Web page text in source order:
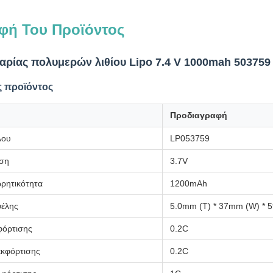
Του Προϊόντος
πολυμερών λιθίου Lipo 7.4 V 1000mah 503759
προϊόντος
Προδιαγραφή
LP053759
3.7V
1200mAh
5.0mm (T) * 37mm (W) *
0.2C
0.2C